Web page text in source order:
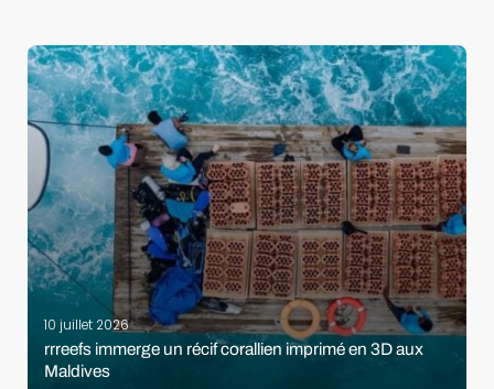
10 juillet 2026
rrreefs immerge un récif corallien imprimé en 3D aux
Maldives